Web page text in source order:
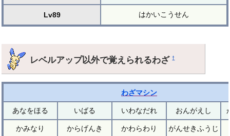
Lv89 はかいこうせん
レベルアップ以外で覚えられるわざ†
わざマシン
あなをほる いばる いわなだれ おんがえし
かみなり からげんき かわらわり がんせきふうじ